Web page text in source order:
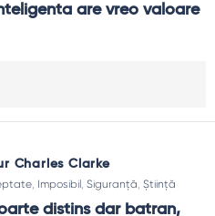
are vreo valoare
Charles Clarke
, Imposibil, Siguranță, Știință
distins dar batran,